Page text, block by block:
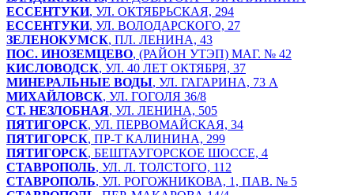
ЕССЕНТУКИ, УЛ. ОКТЯБРЬСКАЯ, 294
ЕССЕНТУКИ, УЛ. ВОЛОДАРСКОГО, 27
ЗЕЛЕНОКУМСК, ПЛ. ЛЕНИНА, 43
ПОС. ИНОЗЕМЦЕВО, (РАЙОН УТЭП) МАГ. № 42
КИСЛОВОДСК, УЛ. 40 ЛЕТ ОКТЯБРЯ, 37
МИНЕРАЛЬНЫЕ ВОДЫ, УЛ. ГАГАРИНА, 73 А
МИХАЙЛОВСК, УЛ. ГОГОЛЯ 36/8
СТ. НЕЗЛОБНАЯ, УЛ. ЛЕНИНА, 505
ПЯТИГОРСК, УЛ. ПЕРВОМАЙСКАЯ, 34
ПЯТИГОРСК, ПР-Т КАЛИНИНА, 299
ПЯТИГОРСК, БЕШТАУГОРСКОЕ ШОССЕ, 4
СТАВРОПОЛЬ, УЛ. Л. ТОЛСТОГО, 112
СТАВРОПОЛЬ, УЛ. РОГОЖНИКОВА, 1, ПАВ. № 5